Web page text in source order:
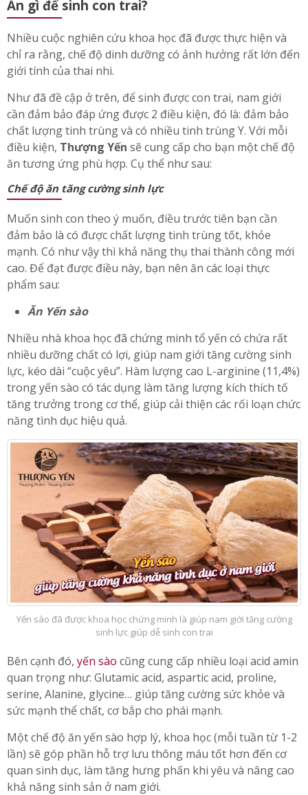
Ăn gì để sinh con trai?
Nhiều cuộc nghiên cứu khoa học đã được thực hiện và
chỉ ra rằng, chế độ dinh dưỡng có ảnh hưởng rất lớn đến
giới tính của thai nhi.
Như đã đề cập ở trên, để sinh được con trai, nam giới
cần đảm bảo đáp ứng được 2 điều kiện, đó là: đảm bảo
chất lượng tinh trùng và có nhiều tinh trùng Y. Với mỗi
điều kiện, Thượng Yến sẽ cung cấp cho bạn một chế độ
ăn tương ứng phù hợp. Cụ thể như sau:
Chế độ ăn tăng cường sinh lực
Muốn sinh con theo ý muốn, điều trước tiên bạn cần
đảm bảo là có được chất lượng tinh trùng tốt, khỏe
mạnh. Có như vậy thì khả năng thụ thai thành công mới
cao. Để đạt được điều này, bạn nên ăn các loại thực
phẩm sau:
Ăn Yến sào
Nhiều nhà khoa học đã chứng minh tổ yến có chứa rất
nhiều dưỡng chất có lợi, giúp nam giới tăng cường sinh
lực, kéo dài “cuộc yêu”. Hàm lượng cao L-arginine (11,4%)
trong yến sào có tác dụng làm tăng lượng kích thích tố
tăng trưởng trong cơ thể, giúp cải thiện các rối loạn chức
năng tình dục hiệu quả.
Yến sào đã được khoa học chứng minh là giúp nam giới tăng cường
sinh lực giúp dễ sinh con trai
Bên cạnh đó, yến sào cũng cung cấp nhiều loại acid amin
quan trọng như: Glutamic acid, aspartic acid, proline,
serine, Alanine, glycine… giúp tăng cường sức khỏe và
sức mạnh thể chất, cơ bắp cho phái mạnh.
Một chế độ ăn yến sào hợp lý, khoa học (mỗi tuần từ 1-2
lần) sẽ góp phần hỗ trợ lưu thông máu tốt hơn đến cơ
quan sinh dục, làm tăng hưng phấn khi yêu và nâng cao
khả năng sinh sản ở nam giới.